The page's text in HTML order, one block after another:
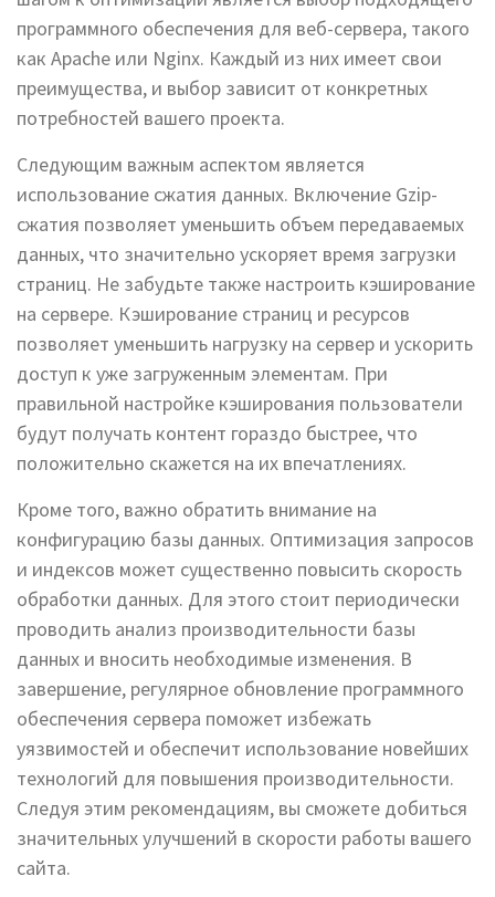
программного обеспечения для веб-сервера, такого
как Apache или Nginx. Каждый из них имеет свои
преимущества, и выбор зависит от конкретных
потребностей вашего проекта.
Следующим важным аспектом является
использование сжатия данных. Включение Gzip-
сжатия позволяет уменьшить объем передаваемых
данных, что значительно ускоряет время загрузки
страниц. Не забудьте также настроить кэширование
на сервере. Кэширование страниц и ресурсов
позволяет уменьшить нагрузку на сервер и ускорить
доступ к уже загруженным элементам. При
правильной настройке кэширования пользователи
будут получать контент гораздо быстрее, что
положительно скажется на их впечатлениях.
Кроме того, важно обратить внимание на
конфигурацию базы данных. Оптимизация запросов
и индексов может существенно повысить скорость
обработки данных. Для этого стоит периодически
проводить анализ производительности базы
данных и вносить необходимые изменения. В
завершение, регулярное обновление программного
обеспечения сервера поможет избежать
уязвимостей и обеспечит использование новейших
технологий для повышения производительности.
Следуя этим рекомендациям, вы сможете добиться
значительных улучшений в скорости работы вашего
сайта.